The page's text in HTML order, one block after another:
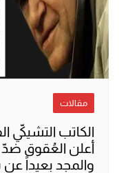
مقالات
الكاتب التشيكيّ
أعلن العُقوق ضدّ
والمجد بعيداً عن